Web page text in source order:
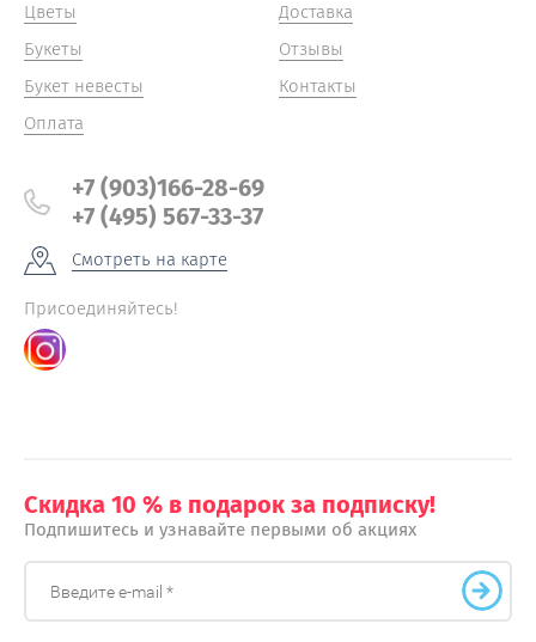
Цветы
Букеты
Букет невесты
Оплата
Доставка
Отзывы
Контакты
+7 (903)166-28-69
+7 (495) 567-33-37
Смотреть на карте
Присоединяйтесь!
Скидка 10 % в подарок за подписку!
Подпишитесь и узнавайте первыми об акциях